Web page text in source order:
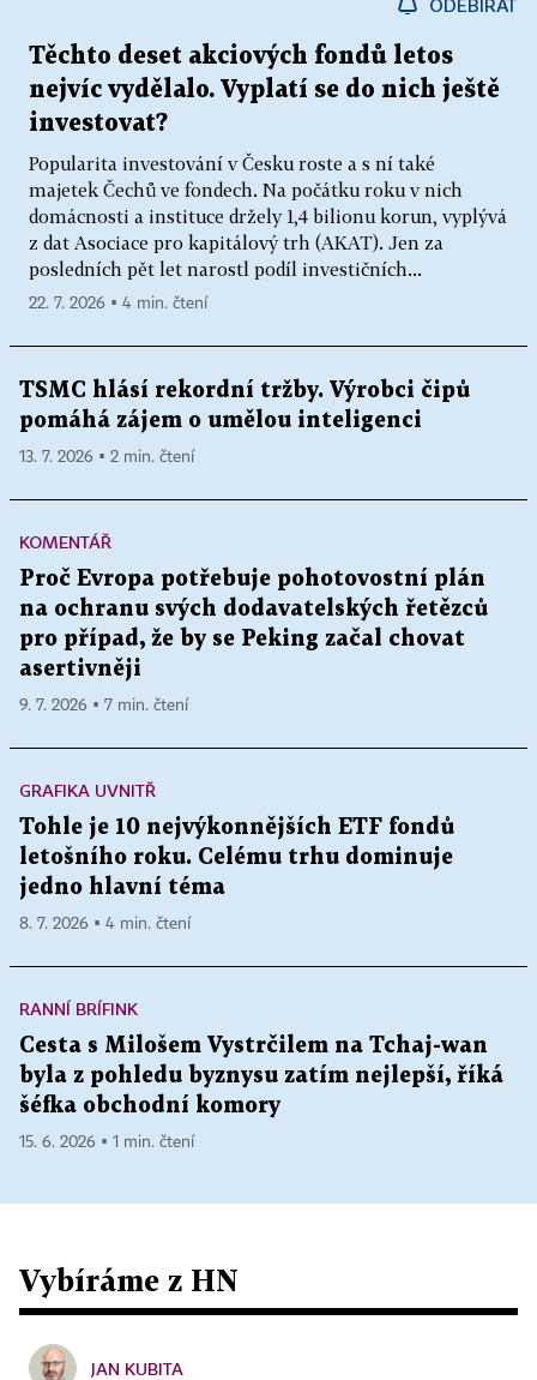
ODEBÍRAT
Těchto deset akciových fondů letos
nejvíc vydělalo. Vyplatí se do nich ještě
investovat?
Popularita investování v Česku roste a s ní také
majetek Čechů ve fondech. Na počátku roku v nich
domácnosti a instituce držely 1,4 bilionu korun, vyplývá
z dat Asociace pro kapitálový trh (AKAT). Jen za
posledních pět let narostl podíl investičních...
22. 7. 2026 ▪ 4 min. čtení
TSMC hlásí rekordní tržby. Výrobci čipů
pomáhá zájem o umělou inteligenci
13. 7. 2026 ▪ 2 min. čtení
KOMENTÁŘ
Proč Evropa potřebuje pohotovostní plán
na ochranu svých dodavatelských řetězců
pro případ, že by se Peking začal chovat
asertivněji
9. 7. 2026 ▪ 7 min. čtení
GRAFIKA UVNITŘ
Tohle je 10 nejvýkonnějších ETF fondů
letošního roku. Celému trhu dominuje
jedno hlavní téma
8. 7. 2026 ▪ 4 min. čtení
RANNÍ BRÍFINK
Cesta s Milošem Vystrčilem na Tchaj-wan
byla z pohledu byznysu zatím nejlepší, říká
šéfka obchodní komory
15. 6. 2026 ▪ 1 min. čtení
Vybíráme z HN
JAN KUBITA